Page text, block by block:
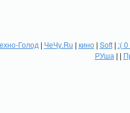
Голод | ЧеЧу.Ru | кино| Soft| :(
РУша | |